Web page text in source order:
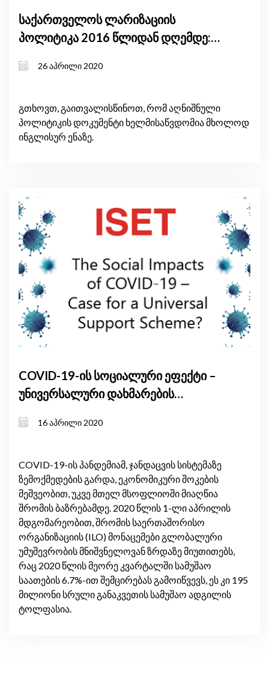
საქართველოს ლარიზაციის
პოლიტიკა 2016 წლიდან დღემდე:
შეიცვალოს
26 აპრილი 2020
გთხოვთ, გაითვალისწინოთ, რომ აღნიშნული
პოლიტიკის დოკუმენტი ხელმისაწვდომია მხოლოდ
ინგლისურ ენაზე.
COVID-19-ის სოციალური ეფექტი –
უნივერსალური დახმარების
16 აპრილი 2020
COVID-19-ის პანდემიამ, ჯანდაცვის სისტემაზე
ზემოქმედების გარდა, ეკონომიკური შოკების
მეშვეობით, უკვე მთელ მსოფლიოში მიაღწია
შრომის ბაზრებამდე. 2020 წლის 1-ლი აპრილის
მდგომარეობით, შრომის საერთაშორისო
ორგანიზაციის (ILO) მონაცემები გლობალური
უმუშევრობის მნიშვნელოვან ზრდაზე მიუთითებს,
რაც 2020 წლის მეორე კვარტალში სამუშაო
საათების 6.7%-ით შემცირებას გამოიწვევს, ეს კი 195
მილიონი სრული განაკვეთის სამუშაო ადგილის
ტოლფასია.